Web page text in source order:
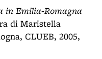
in Emilia-Romagna
di Maristella
CLUEB, 2005,